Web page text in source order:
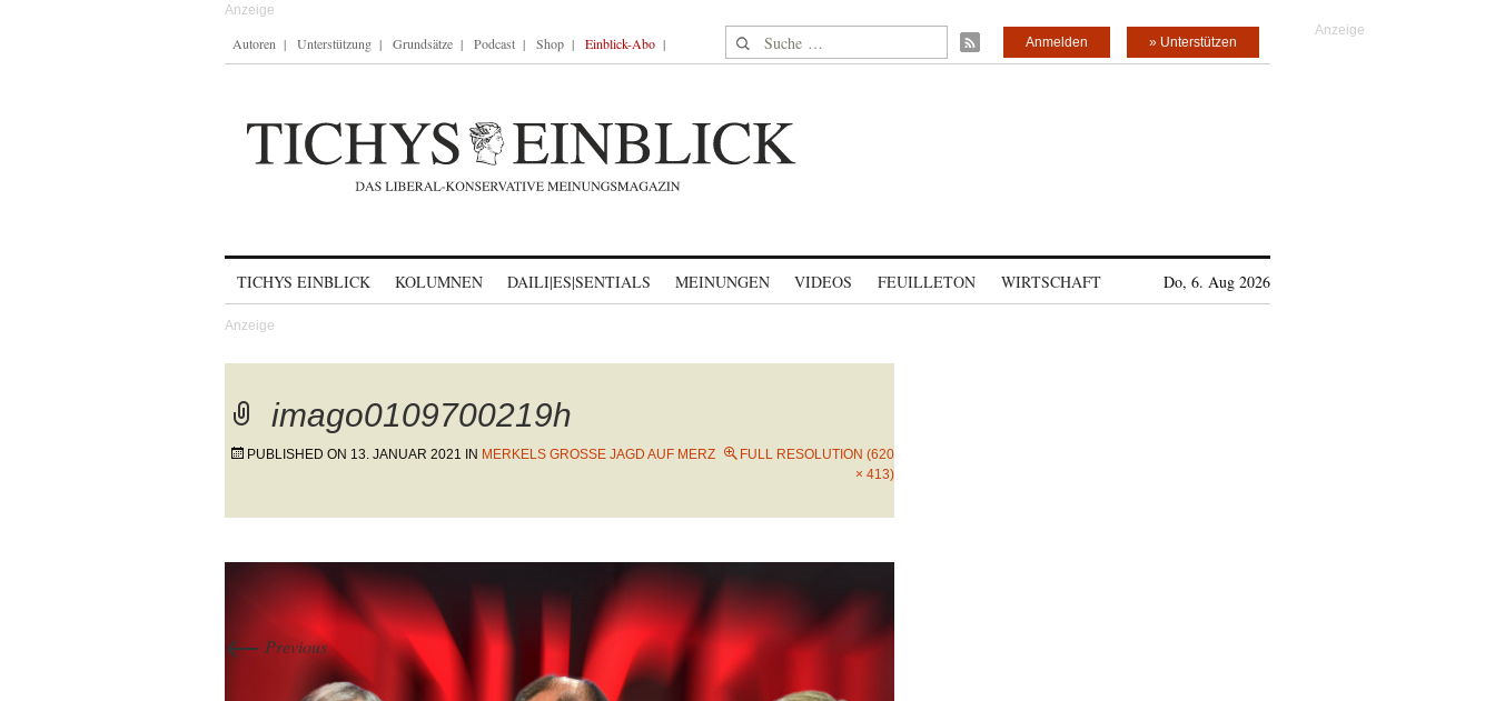
Autoren Unterstützung Grundsätze Podcast Shop Einblick-Abo Suche nach: » Unterstützen
Anmelden
TICHYS EINBLICK KOLUMNEN DAILI|ES|SENTIALS MEINUNGEN VIDEOS FEUILLETON WIRTSCHAFT Do, 6. Aug 2026
imago0109700219h
PUBLISHED ON 13. JANUAR 2021 IN MERKELS GROSSE JAGD AUF MERZ
FULL RESOLUTION (620
× 413)
← Previous